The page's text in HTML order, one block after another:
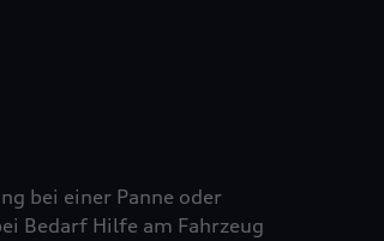
bei einer Panne oder
Bedarf Hilfe am Fahrzeug